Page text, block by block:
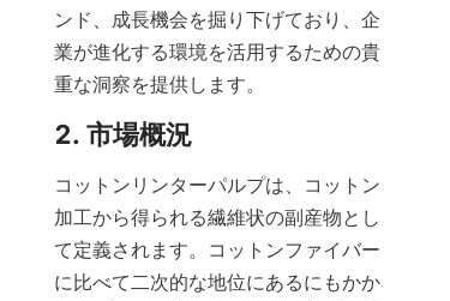
ンド、成長機会を掘り下げており、企
業が進化する環境を活用するための貴
重な洞察を提供します。
2. 市場概況
コットンリンターパルプは、コットン
加工から得られる繊維状の副産物とし
て定義されます。コットンファイバー
に比べて二次的な地位にあるにもかか